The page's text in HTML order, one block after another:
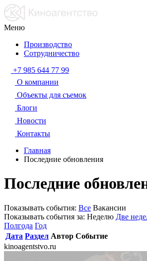
Меню
Производство
Сотрудничество
+7 985 644 77 99
О компании
Объекты для съемок
Блоги
Новости
Контакты
Главная
Последние обновления
Последние
Показывать события: Все Вакансии
Показывать события за: Неделю Две
Полгода Год
Дата Раздел Автор Событие
kinoagentstvo.ru